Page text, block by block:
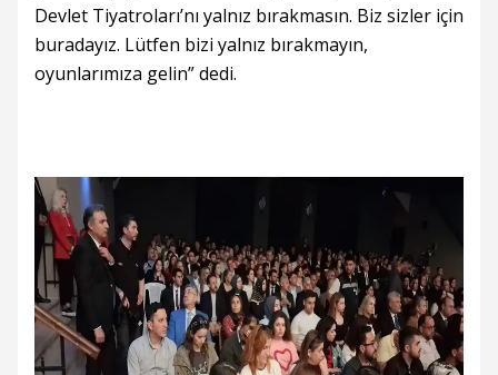
Devlet Tiyatroları’nı yalnız bırakmasın. Biz sizler için
buradayız. Lütfen bizi yalnız bırakmayın,
oyunlarımıza gelin” dedi.